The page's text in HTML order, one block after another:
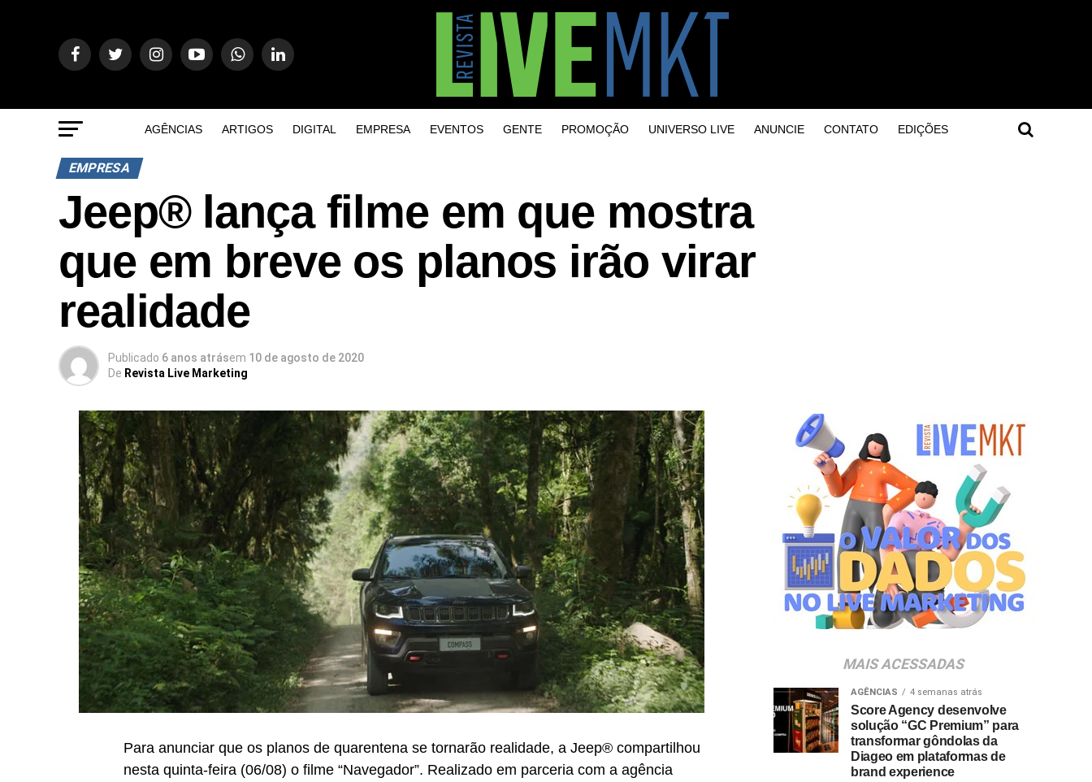
AGÊNCIAS ARTIGOS DIGITAL EMPRESA EVENTOS GENTE PROMOÇÃO UNIVERSO LIVE ANUNCIE CONTATO EDIÇÕES
EMPRESA
Jeep® lança filme em que mostra
que em breve os planos irão virar
realidade
Publicado 6 anos atrásem 10 de agosto de 2020
De Revista Live Marketing
Para anunciar que os planos de quarentena se tornarão realidade, a Jeep® compartilhou
nesta quinta-feira (06/08) o filme “Navegador”. Realizado em parceria com a agência
MAIS ACESSADAS
AGÊNCIAS 4 semanas atrás
Score Agency desenvolve
solução “GC Premium” para
transformar gôndolas da
Diageo em plataformas de
brand experience